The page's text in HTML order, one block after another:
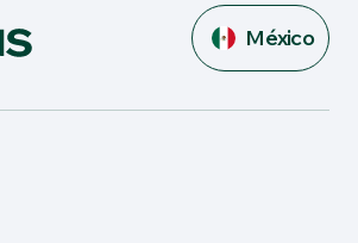
México